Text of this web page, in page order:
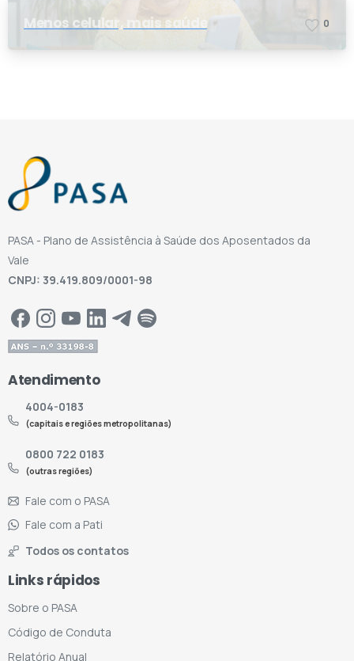
Menos celular, mais saúde 0
PASA - Plano de Assistência à Saúde dos Aposentados da
Vale
CNPJ: 39.419.809/0001-98
Atendimento
4004-0183
(capitais e regiões metropolitanas)
0800 722 0183
(outras regiões)
Fale com o PASA
Fale com a Pati
Todos os contatos
Links rápidos
Sobre o PASA
Código de Conduta
Relatório Anual